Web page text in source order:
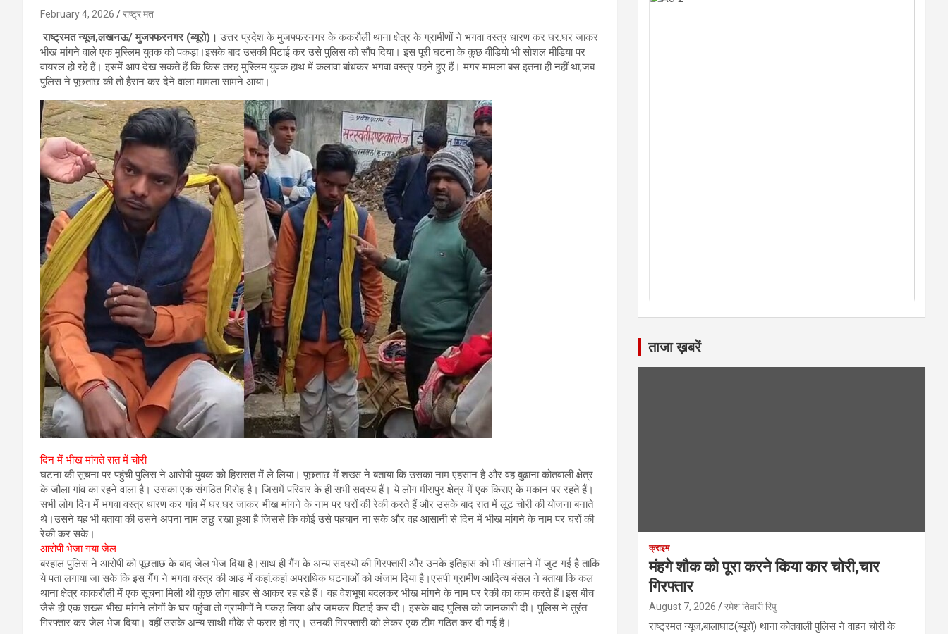
February 4, 2026 राष्ट्र मत
राष्ट्रमत न्यूज,लखनऊ/ मुजफ्फरनगर (ब्यूरो)। उत्तर प्रदेश के मुजफ्फरनगर के ककरौली थाना क्षेत्र के ग्रामीणों ने भगवा वस्त्र धारण कर घर.घर जाकर
भीख मांगने वाले एक मुस्लिम युवक को पकड़ा।इसके बाद उसकी पिटाई कर उसे पुलिस को सौंप दिया। इस पूरी घटना के कुछ वीडियो भी सोशल मीडिया पर
वायरल हो रहे हैं। इसमें आप देख सकते हैं कि किस तरह मुस्लिम युवक हाथ में कलावा बांधकर भगवा वस्त्र पहने हुए हैं। मगर मामला बस इतना ही नहीं था,जब
पुलिस ने पूछताछ की तो हैरान कर देने वाला मामला सामने आया।
दिन में भीख मांगते रात में चोरी
घटना की सूचना पर पहुंची पुलिस ने आरोपी युवक को हिरासत में ले लिया। पूछताछ में शख्स ने बताया कि उसका नाम एहसान है और वह बुढाना कोतवाली क्षेत्र
के जौला गांव का रहने वाला है। उसका एक संगठित गिरोह है। जिसमें परिवार के ही सभी सदस्य हैं। ये लोग मीरापुर क्षेत्र में एक किराए के मकान पर रहते हैं।
सभी लोग दिन में भगवा वस्त्र धारण कर गांव में घर.घर जाकर भीख मांगने के नाम पर घरों की रेकी करते हैं और उसके बाद रात में लूट चोरी की योजना बनाते
थे।उसने यह भी बताया की उसने अपना नाम लछु रखा हुआ है जिससे कि कोई उसे पहचान ना सके और वह आसानी से दिन में भीख मांगने के नाम पर घरों की
रेकी कर सके।
आरोपी भेजा गया जेल
बरहाल पुलिस ने आरोपी को पूछताछ के बाद जेल भेज दिया है।साथ ही गैंग के अन्य सदस्यों की गिरफ्तारी और उनके इतिहास को भी खंगालने में जुट गई है ताकि
ये पता लगाया जा सके कि इस गैंग ने भगवा वस्त्र की आड़ में कहां.कहां अपराधिक घटनाओं को अंजाम दिया है।एसपी ग्रामीण आदित्य बंसल ने बताया कि कल
थाना क्षेत्र काकरौली में एक सूचना मिली थी कुछ लोग बाहर से आकर रह रहे हैं। वह वेशभूषा बदलकर भीख मांगने के नाम पर रेकी का काम करते हैं।इस बीच
जैसे ही एक शख्स भीख मांगने लोगों के घर पहुंचा तो ग्रामीणों ने पकड़ लिया और जमकर पिटाई कर दी। इसके बाद पुलिस को जानकारी दी। पुलिस ने तुरंत
गिरफ्तार कर जेल भेज दिया। वहीं उसके अन्य साथी मौके से फरार हो गए। उनकी गिरफ्तारी को लेकर एक टीम गठित कर दी गई है।
ताजा ख़बरें
क्राइम
मंहगे शौक को पूरा करने किया कार चोरी,चार
गिरफ्तार
August 7, 2026 रमेश तिवारी रिपु
राष्ट्रमत न्यूज,बालाघाट(ब्यूरो) थाना कोतवाली पुलिस ने वाहन चोरी के